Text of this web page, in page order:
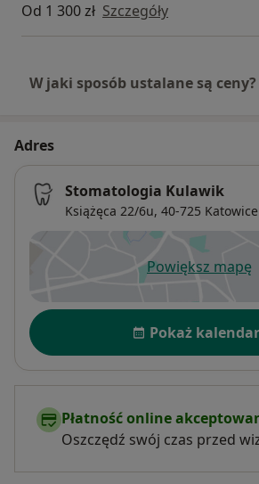
Od 1 300 zł Szczegóły
W jaki sposób ustalane są ceny?
Adres
Stomatologia Kulawik
Książęca 22/6u, 40-725 Katowice
Powiększ mapę
otwiera
Dostępność
Pokaż
Płatność online
Oszczędź swój czas przed